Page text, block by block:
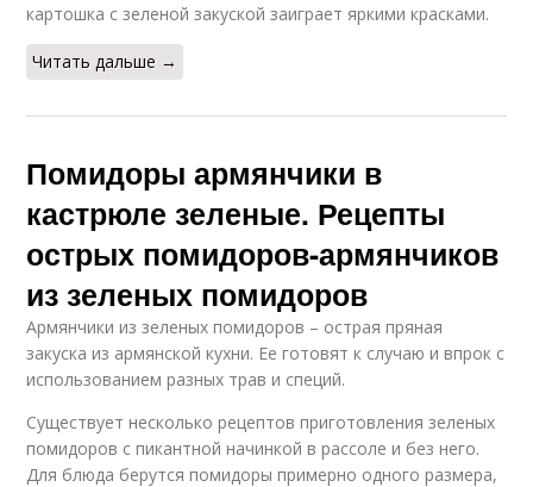
картошка с зеленой закуской заиграет яркими красками.
Читать дальше →
Помидоры армянчики в
кастрюле зеленые. Рецепты
острых помидоров-армянчиков
из зеленых помидоров
Армянчики из зеленых помидоров – острая пряная
закуска из армянской кухни. Ее готовят к случаю и впрок с
использованием разных трав и специй.
Существует несколько рецептов приготовления зеленых
помидоров с пикантной начинкой в рассоле и без него.
Для блюда берутся помидоры примерно одного размера,